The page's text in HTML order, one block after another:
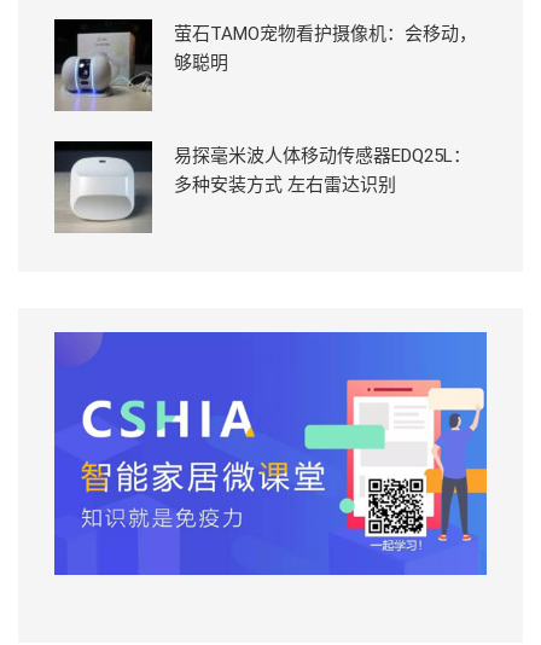
萤石TAMO宠物看护摄像机：会移动，
够聪明
易探毫米波人体移动传感器EDQ25L：
多种安装方式 左右雷达识别